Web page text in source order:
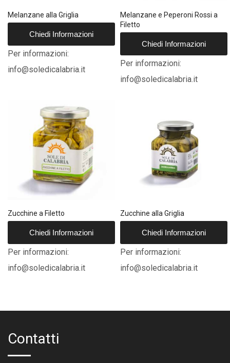
Melanzane alla Griglia
Chiedi Informazioni
Per informazioni:
info@soledicalabria.it
Melanzane e Peperoni Rossi a
Filetto
Chiedi Informazioni
Per informazioni:
info@soledicalabria.it
Zucchine a Filetto
Chiedi Informazioni
Per informazioni:
info@soledicalabria.it
Zucchine alla Griglia
Chiedi Informazioni
Per informazioni:
info@soledicalabria.it
Contatti